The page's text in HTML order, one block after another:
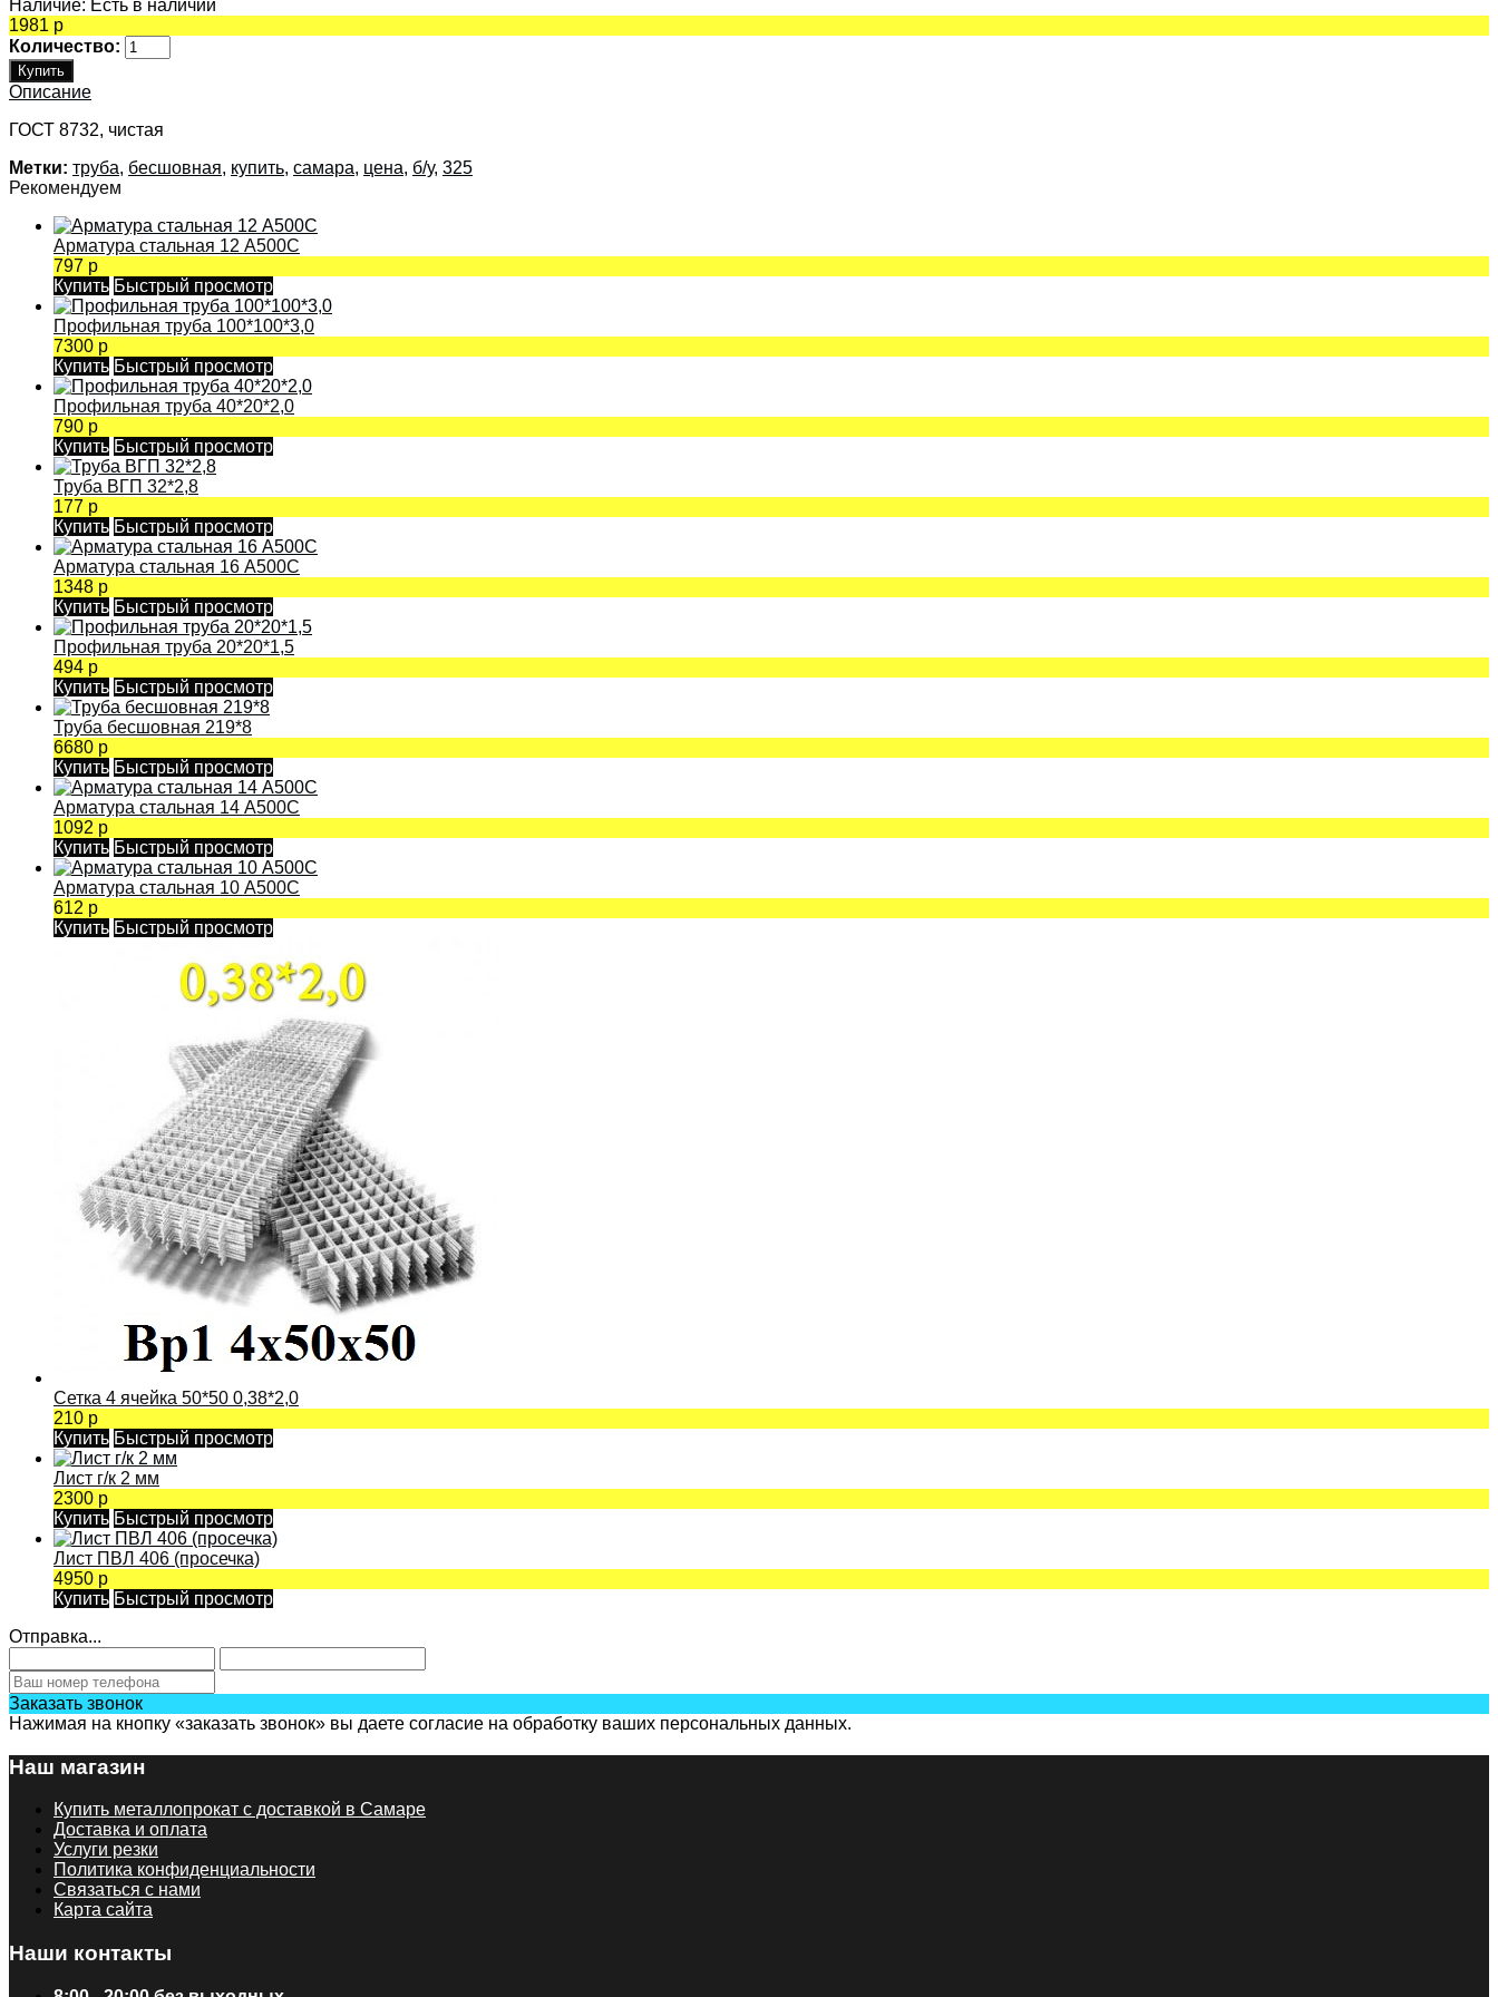
Наличие: Есть в наличии
1981 р
Количество:
Описание
ГОСТ 8732, чистая
Метки: труба, бесшовная, купить, самара, цена, б/у, 325
Рекомендуем
Арматура стальная 12 А500С
797 р
Купить Быстрый просмотр
Профильная труба 100*100*3,0
7300 р
Купить Быстрый просмотр
Профильная труба 40*20*2,0
790 р
Купить Быстрый просмотр
Труба ВГП 32*2,8
177 р
Купить Быстрый просмотр
Арматура стальная 16 А500С
1348 р
Купить Быстрый просмотр
Профильная труба 20*20*1,5
494 р
Купить Быстрый просмотр
Труба бесшовная 219*8
6680 р
Купить Быстрый просмотр
Арматура стальная 14 А500С
1092 р
Купить Быстрый просмотр
Арматура стальная 10 А500С
612 р
Купить Быстрый просмотр
Сетка 4 ячейка 50*50 0,38*2,0
210 р
Купить Быстрый просмотр
Лист г/к 2 мм
2300 р
Купить Быстрый просмотр
Лист ПВЛ 406 (просечка)
4950 р
Купить Быстрый просмотр
Отправка...
Заказать звонок
Нажимая на кнопку «заказать звонок» вы даете согласие на обработку ваших персональных данных.
Наш магазин
Купить металлопрокат с доставкой в Самаре
Доставка и оплата
Услуги резки
Политика конфиденциальности
Связаться с нами
Карта сайта
Наши контакты